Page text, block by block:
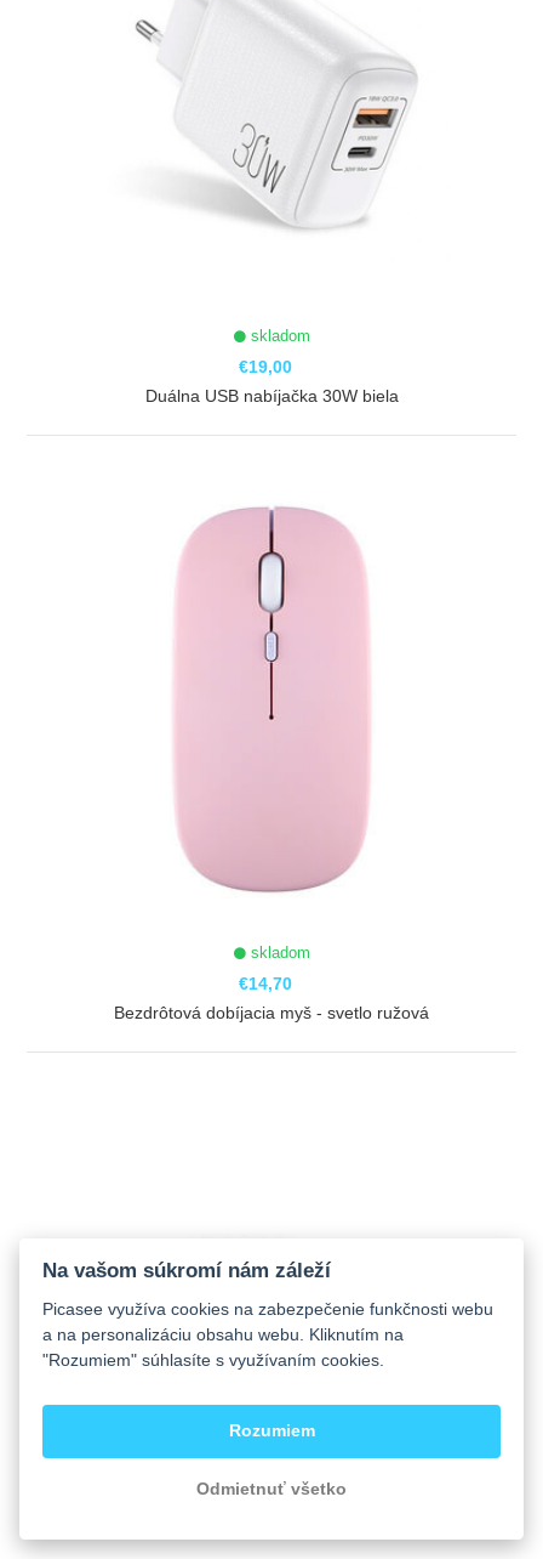
skladom
€19,00
Duálna USB nabíjačka 30W biela
skladom
€14,70
Bezdrôtová dobíjacia myš - svetlo ružová
Na vašom súkromí nám záleží
Picasee využíva cookies na zabezpečenie funkčnosti webu
a na personalizáciu obsahu webu. Kliknutím na
"Rozumiem" súhlasíte s využívaním cookies.
Rozumiem
Odmietnuť všetko